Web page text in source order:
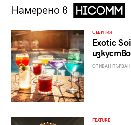
Намерено в
СЪБИТИЯ
Exotic
ОТ ИВАН
FEATURE